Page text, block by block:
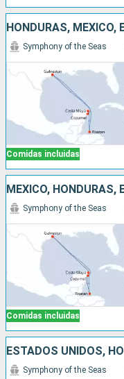
HONDURAS, MÉXICO,
Comidas incluidas
Symphony of the Seas
MÉXICO, HONDURAS,
Comidas incluidas
Symphony of the Seas
ESTADOS UNIDOS,
Symphony of the Seas